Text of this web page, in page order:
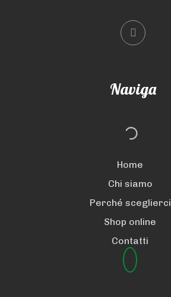
Naviga
Home
Chi siamo
Perché sceglierci
Shop online
Contatti